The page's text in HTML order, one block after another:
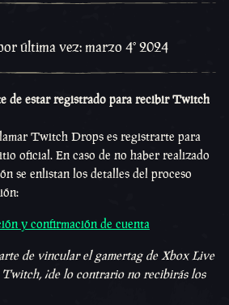
última vez: marzo 4º 2024
de estar registrado para recibir Twitch
Twitch Drops es registrarte para
oficial. En caso de no haber realizado
se enlistan los detalles del proceso
y confirmación de cuenta
de vincular el gamertag de Xbox Live
¡de lo contrario no recibirás los